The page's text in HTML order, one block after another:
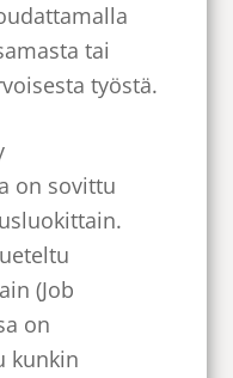
tai
työstä.
on sovittu
(Job
on
kunkin